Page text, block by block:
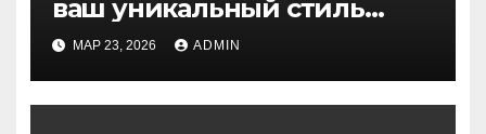
ваш уникальный стиль
жизни и комфорт дома
МАР 23, 2026 ADMIN